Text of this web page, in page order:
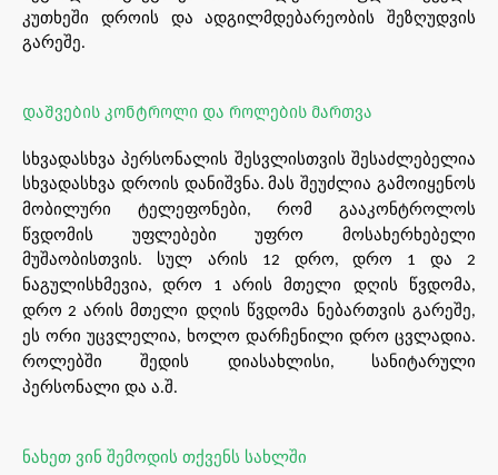
კუთხეში დროის და ადგილმდებარეობის შეზღუდვის
გარეშე.
დაშვების კონტროლი და როლების მართვა
სხვადასხვა პერსონალის შესვლისთვის შესაძლებელია
სხვადასხვა დროის დანიშვნა.მას შეუძლია გამოიყენოს
მობილური
ტელეფონები, რომ
გააკონტროლოს
წვდომის
უფლებები უფრო
მოსახერხებელი
მუშაობისთვის. სულ არის 12 დრო,დრო 1და 2
ნაგულისხმევია,დრო 1არის მთელი დღის წვდომა,
დრო 2 არის მთელი დღის წვდომა ნებართვის გარეშე,
ეს ორი უცვლელია, ხოლო დარჩენილი დრო ცვლადია.
როლებში შედის დიასახლისი, სანიტარული
პერსონალი და ა.შ.
ნახეთ ვინ შემოდის თქვენს სახლში